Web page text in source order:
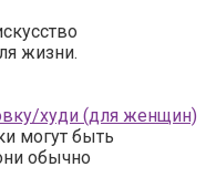
жизни.
худи (для женщин)
могут быть
обычно